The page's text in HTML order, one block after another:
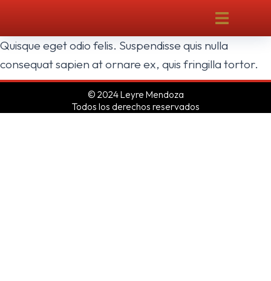
Quisque eget odio felis. Suspendisse quis nulla
consequat sapien at ornare ex, quis fringilla tortor.
© 2024 Leyre Mendoza
Todos los derechos reservados